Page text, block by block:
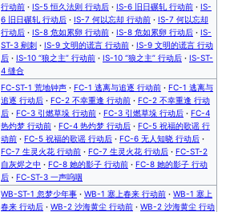
行动前 · IS-5 恒久法则 行动后 · IS-6 旧日碾轧 行动前 · IS-
6 旧日碾轧 行动后 · IS-7 何以忘却 行动前 · IS-7 何以忘却
行动后 · IS-8 危如累卵 行动前 · IS-8 危如累卵 行动后 · IS-
ST-3 剜刺 · IS-9 文明的谎言 行动前 · IS-9 文明的谎言 行动
后 · IS-10 “狼之主” 行动前 · IS-10 “狼之主” 行动后 · IS-ST-
4 缝合
FC-ST-1 荒地钟声 · FC-1 逃离与追逐 行动前 · FC-1 逃离与
追逐 行动后 · FC-2 不幸重逢 行动前 · FC-2 不幸重逢 行动
后 · FC-3 引燃草垛 行动前 · FC-3 引燃草垛 行动后 · FC-4
热灼梦 行动前 · FC-4 热灼梦 行动后 · FC-5 祝福的歌谣 行
动前 · FC-5 祝福的歌谣 行动后 · FC-6 无人知晓 行动后 ·
FC-7 生灵火花 行动前 · FC-7 生灵火花 行动后 · FC-ST-2
自灰烬之中 · FC-8 她的影子 行动前 · FC-8 她的影子 行动
后 · FC-ST-3 一声呜咽
WB-ST-1 忽梦少年事 · WB-1 塞上春来 行动前 · WB-1 塞上
春来 行动后 · WB-2 沙海黄尘 行动前 · WB-2 沙海黄尘 行动